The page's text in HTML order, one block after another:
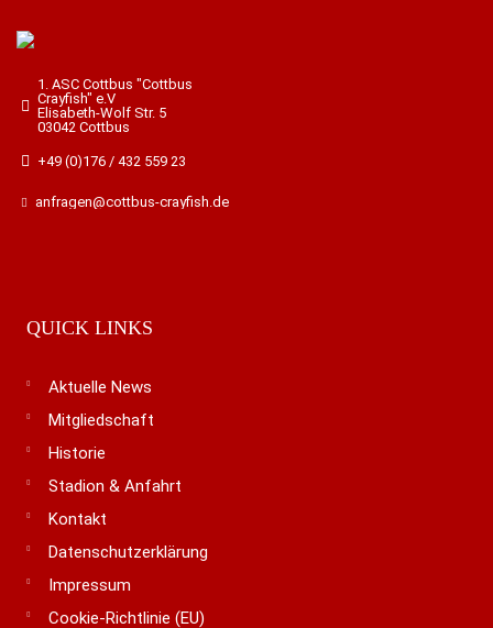
1. ASC Cottbus "Cottbus
Crayfish" e.V
Elisabeth-Wolf Str. 5
03042 Cottbus
+49 (0)176 / 432 559 23
anfragen@cottbus-crayfish.de
QUICK LINKS
Aktuelle News
Mitgliedschaft
Historie
Stadion & Anfahrt
Kontakt
Datenschutzerklärung
Impressum
Cookie-Richtlinie (EU)